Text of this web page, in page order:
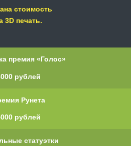
стоимость
3D печать.
премия «Голос»
рублей
Рунета
рублей
статуэтки